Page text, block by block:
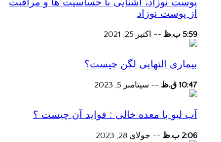
از پوست نوزاد
5:59 ب.ظ -- اکتبر 25, 2021
بیماری التهابی لگن چیست؟
10:47 ق.ظ -- سپتامبر 5, 2023
آب لبو با معده خالی : فواید آن چیست ؟
2:06 ب.ظ -- جولای 28, 2023